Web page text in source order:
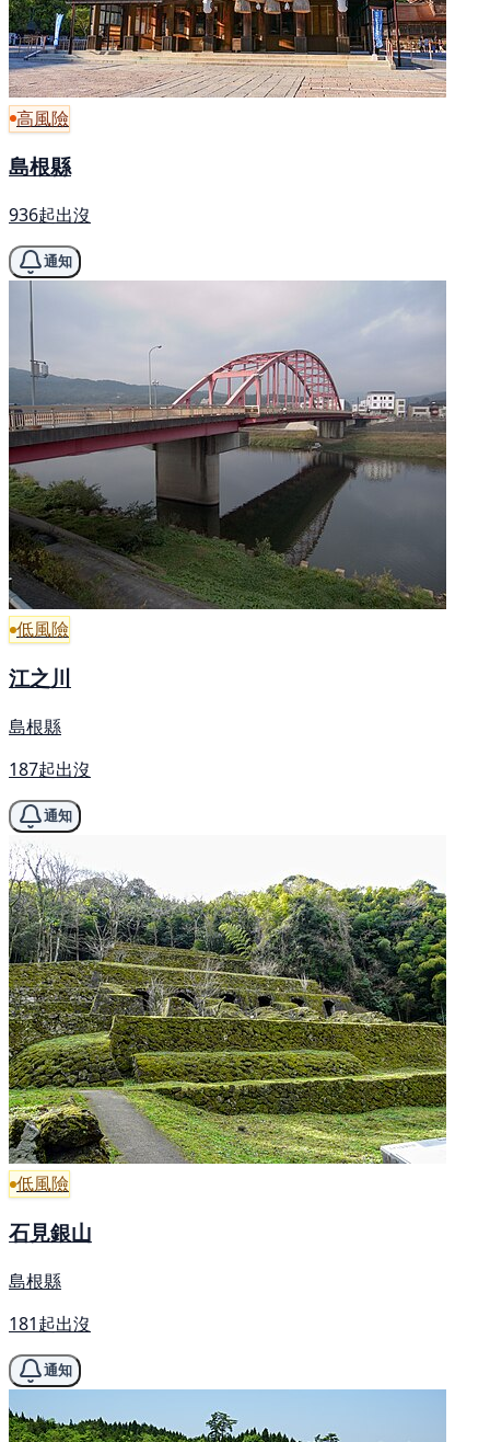
高風險
島根縣
936起出沒
通知
低風險
江之川
島根縣
187起出沒
通知
低風險
石見銀山
島根縣
181起出沒
通知